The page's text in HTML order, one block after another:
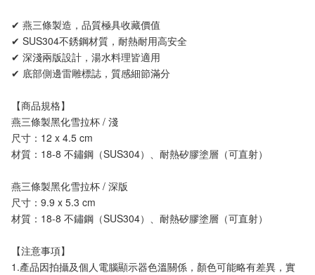
✔ 燕三條製造，品質極具收藏價值
✔ SUS304不銹鋼材質，耐熱耐用高安全
✔ 深淺兩版設計，湯水料理皆適用
✔ 底部側邊雷雕標誌，質感細節滿分
【商品規格】
燕三條製黑化雪拉杯 / 淺
尺寸：12 x 4.5 cm
材質：18-8 不鏽鋼（SUS304）、耐熱矽膠塗層（可直射）
燕三條製黑化雪拉杯 / 深版
尺寸：9.9 x 5.3 cm
材質：18-8 不鏽鋼（SUS304）、耐熱矽膠塗層（可直射）
【注意事項】
1.產品因拍攝及個人電腦顯示器色溫關係，顏色可能略有差異，實